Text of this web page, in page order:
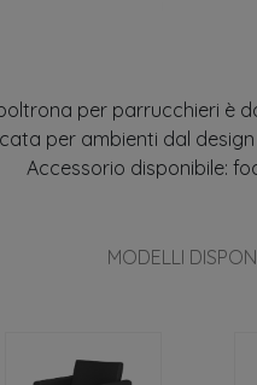
per parrucchieri è
per ambienti dal
Accessorio disponibile:
MODELLI